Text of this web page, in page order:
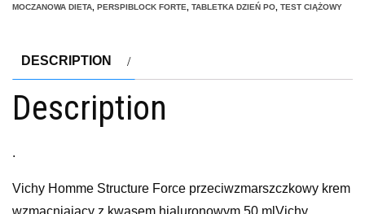
MOCZANOWA DIETA, PERSPIBLOCK FORTE, TABLETKA DZIEŃ PO, TEST CIĄŻOWY
DESCRIPTION
Description
.
Vichy Homme Structure Force przeciwzmarszczkowy krem